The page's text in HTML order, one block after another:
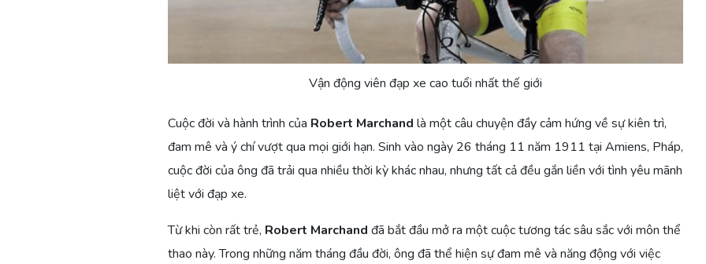
Vận động viên đạp xe cao tuổi nhất thế giới
Cuộc đời và hành trình của Robert Marchand là một câu chuyện đầy cảm hứng về sự kiên trì,
đam mê và ý chí vượt qua mọi giới hạn. Sinh vào ngày 26 tháng 11 năm 1911 tại Amiens, Pháp,
cuộc đời của ông đã trải qua nhiều thời kỳ khác nhau, nhưng tất cả đều gắn liền với tình yêu mãnh
liệt với đạp xe.
Từ khi còn rất trẻ, Robert Marchand đã bắt đầu mở ra một cuộc tương tác sâu sắc với môn thể
thao này. Trong những năm tháng đầu đời, ông đã thể hiện sự đam mê và năng động với việc